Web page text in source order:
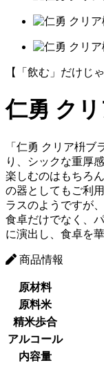
【「飲む」だけじ
仁勇 ク
「仁勇 クリア枡
り、シックな重厚
楽しむのはもちろ
の器としてもご利
ラスのようですが
食卓だけでなく、
に演出し、食卓を
商品情報
原材料
原料米
精米歩合
アルコール
内容量